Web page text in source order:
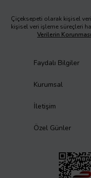
Çiçeksepeti olarak kişisel
kişisel veri işleme süreçleri
Verilerin
Faydalı Bilgiler
Kurumsal
İletişim
Özel Günler